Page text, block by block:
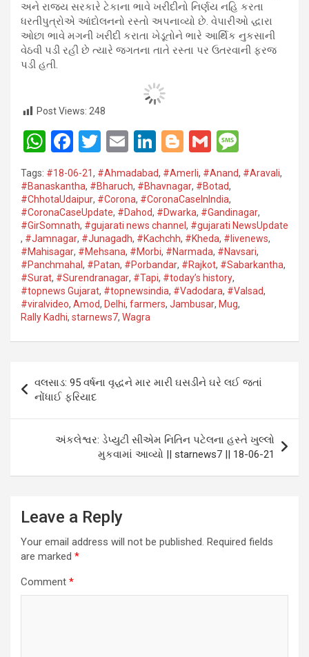
અને રાજ્ય સરકારે ટેકાના ભાવે ખરીદીનો નિર્ણય નહિ કરતા
ધરતીપુત્રોએ આંદોલનનો રસ્તો અપનાવ્યો છે. વેપારીઓ દ્ધારા
ઓછા ભાવે મગની ખરીદી કરાતા ખેડૂતોને ભારે આર્થિક નુકસાની
વેઠવી પડી રહી છે ત્યારે જગતના તાતે રસ્તા પર ઉતરવાની ફરજ
પડી હતી.
Post Views: 248
W
h
at
s
A
p
p
F
a
ce
b
o
o
k
T
wi
tt
er
E
m
ail
Li
n
ke
dI
n
Bl
o
g
g
er
G
m
ail
es
s
a
g
e
Tags: #18-06-21, #Ahmadabad, #Amerli, #Anand, #Aravali,
#Banaskantha​, #Bharuch, #Bhavnagar​, #Botad,
#ChhotaUdaipur, #Corona​, #CoronaCaseInIndia,
#CoronaCaseUpdate, #Dahod​, #Dwarka​, #Gandinagar,
#GirSomnath, #gujarati news channel , #gujarati NewsUpdate
, #Jamnagar​, #Junagadh​, #Kachchh, #Kheda​, #livenews,
#Mahisagar​, #Mehsana, #Morbi, #Narmada, #Navsari​,
#Panchmahal , #Patan​, #Porbandar​, #Rajkot​, #Sabarkantha​,
#Surat​, #Surendranagar, #Tapi​, #today’s history,
#topnews Gujarat, #topnewsindia, #Vadodara​, #Valsad​,
#viralvideo, Amod, Delhi, farmers, Jambusar, Mug,
Rally Kadhi, starnews7, Wagra
navigation
વલસાડ: 95 વર્ષના વૃદ્ધને માર મારી ઘસડીને ઘરે લઈ જતાં
નોંધાઈ ફરિયાદ
અંકલેશ્વર: ડેપ્યુટી સીએમ નિતિન પટેલના હસ્તે ખુલ્લો
મુકવામાં આવ્યો || starnews7 || 18-06-21
Leave a Reply
Your email address will not be published. Required fields
are marked *
Comment *